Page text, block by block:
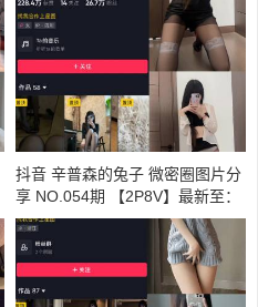
抖音 辛普森的兔子 微密圈图片分
享 NO.054期 【2P8V】最新至：
2024.5.6